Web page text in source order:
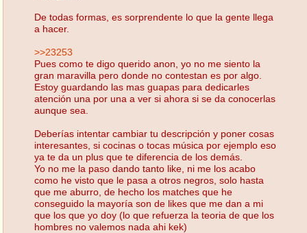
De todas formas, es sorprendente lo que la gente llega
a hacer.
>>23253
Pues como te digo querido anon, yo no me siento la
gran maravilla pero donde no contestan es por algo.
Estoy guardando las mas guapas para dedicarles
atención una por una a ver si ahora si se da conocerlas
aunque sea.
Deberías intentar cambiar tu descripción y poner cosas
interesantes, si cocinas o tocas música por ejemplo eso
ya te da un plus que te diferencia de los demás.
Yo no me la paso dando tanto like, ni me los acabo
como he visto que le pasa a otros negros, solo hasta
que me aburro, de hecho los matches que he
conseguido la mayoría son de likes que me dan a mi
que los que yo doy (lo que refuerza la teoria de que los
hombres no valemos nada ahi kek)